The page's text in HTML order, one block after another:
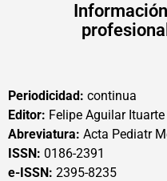
Periodicidad: continua
Editor: Felipe Aguilar Ituarte
Abreviatura: Acta Pediatr
ISSN: 0186-2391
e-ISSN: 2395-8235